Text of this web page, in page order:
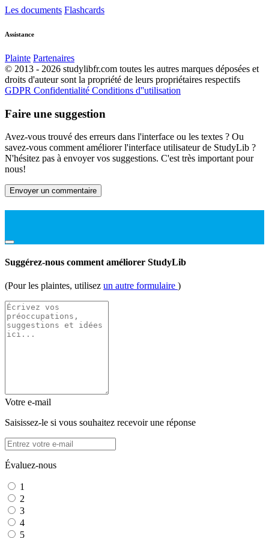
Les documents Flashcards
Assistance
Plainte Partenaires
© 2013 - 2026 studylibfr.com toutes les autres marques déposées et
droits d'auteur sont la propriété de leurs propriétaires respectifs
GDPR Confidentialité Conditions d''utilisation
Faire une suggestion
Avez-vous trouvé des erreurs dans l'interface ou les textes ? Ou
savez-vous comment améliorer l'interface utilisateur de StudyLib ?
N'hésitez pas à envoyer vos suggestions. C'est très important pour
nous!
Envoyer un commentaire
Suggérez-nous comment améliorer StudyLib
(Pour les plaintes, utilisez un autre formulaire )
Votre e-mail
Saisissez-le si vous souhaitez recevoir une réponse
Évaluez-nous
1
2
3
4
5